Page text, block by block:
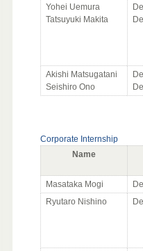
Yohei Uemura
Tatsuyuki Makita
Akishi Matsugatani
Seishiro Ono
Corporate Internship
Name
Masataka Mogi
Ryutaro Nishino